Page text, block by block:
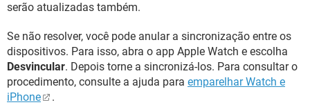
serão atualizadas também.
Se não resolver, você pode anular a sincronização entre os
dispositivos. Para isso, abra o app Apple Watch e escolha
Desvincular. Depois torne a sincronizá-los. Para consultar o
procedimento, consulte a ajuda para emparelhar Watch e
iPhone
.